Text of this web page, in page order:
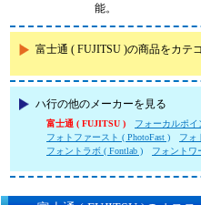
能。
富士通 ( FUJITSU )の商品をカテ
ハ行の他のメーカーを見る
富士通 ( FUJITSU ) フォーカルポイ
フォトファースト ( PhotoFast )
フォ
フォントラボ ( Fontlab )
フォントワ